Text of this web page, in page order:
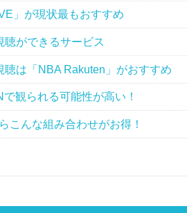
」が現状最もおすすめ
ができるサービス
は「NBA Rakuten」がおすすめ
観られる可能性が高い！
こんな組み合わせがお得！